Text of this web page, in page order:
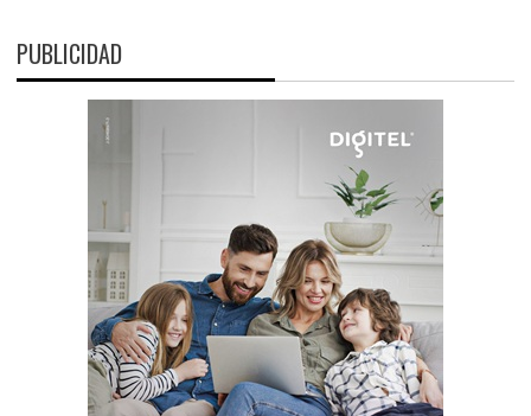
PUBLICIDAD